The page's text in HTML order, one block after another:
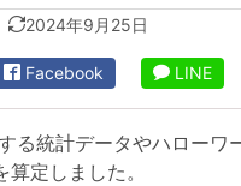
2024年9月25日
Facebook LINE
統計データやハローワ
定しました。